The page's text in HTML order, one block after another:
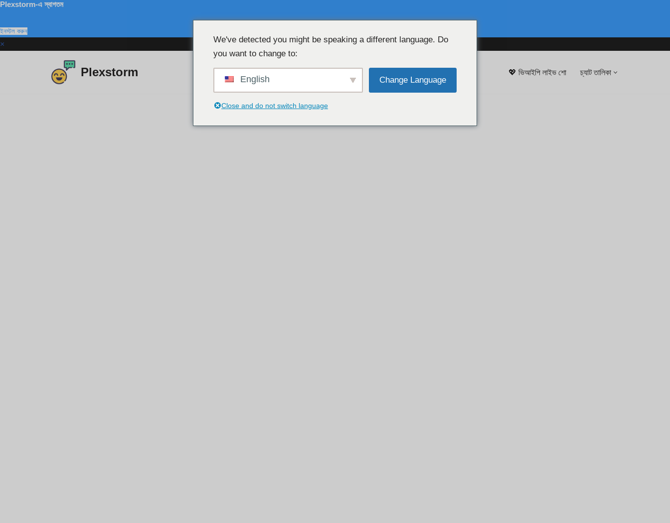
Plexstorm-এ স্বাগতম
ইনস্টল করুন
×
Plexstorm 💖 ভিআইপি লাইভ শো চ্যাট তালিকা
We've detected you might be speaking a different language. Do
you want to change to:
English Change Language
Close and do not switch language